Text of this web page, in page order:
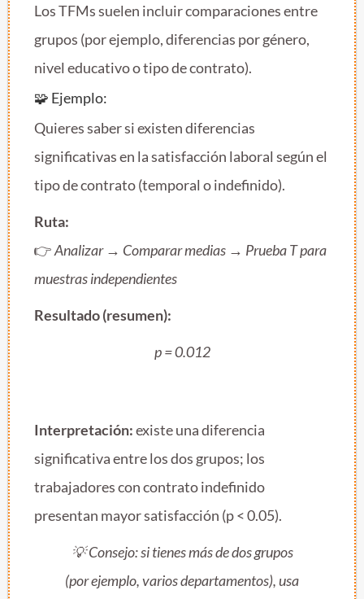
Los TFMs suelen incluir comparaciones entre
grupos (por ejemplo, diferencias por género,
nivel educativo o tipo de contrato).
🧩 Ejemplo:
Quieres saber si existen diferencias
significativas en la satisfacción laboral según el
tipo de contrato (temporal o indefinido).
Ruta:
👉Analizar → Comparar medias → Prueba T para
muestras independientes
Resultado (resumen):
p = 0.012
Interpretación:existe una diferencia
significativa entre los dos grupos; los
trabajadores con contrato indefinido
presentan mayor satisfacción (p < 0.05).
💡 Consejo: si tienes más de dos grupos
(por ejemplo, varios departamentos), usa